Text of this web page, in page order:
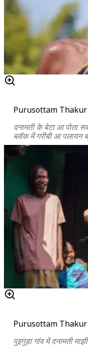
Purusottam Thakur
दनामती के बेटा आ पोता
ब्लॉक में गरीबी आ पलायन
Purusottam Thakur
पुइगुड़ा गांव में दनामती